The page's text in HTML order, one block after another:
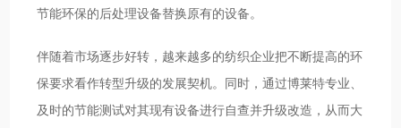
节能环保的后处理设备替换原有的设备。
伴随着市场逐步好转，越来越多的纺织企业把不断提高的环
保要求看作转型升级的发展契机。同时，通过博莱特专业、
及时的节能测试对其现有设备进行自查并升级改造，从而大